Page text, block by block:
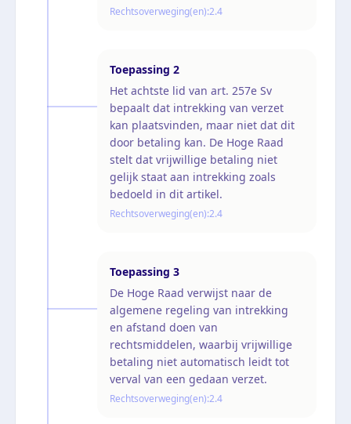
Rechtsoverweging(en):2.4
Toepassing 2
Het achtste lid van art. 257e Sv
bepaalt dat intrekking van verzet
kan plaatsvinden, maar niet dat dit
door betaling kan. De Hoge Raad
stelt dat vrijwillige betaling niet
gelijk staat aan intrekking zoals
bedoeld in dit artikel.
Rechtsoverweging(en):2.4
Toepassing 3
De Hoge Raad verwijst naar de
algemene regeling van intrekking
en afstand doen van
rechtsmiddelen, waarbij vrijwillige
betaling niet automatisch leidt tot
verval van een gedaan verzet.
Rechtsoverweging(en):2.4